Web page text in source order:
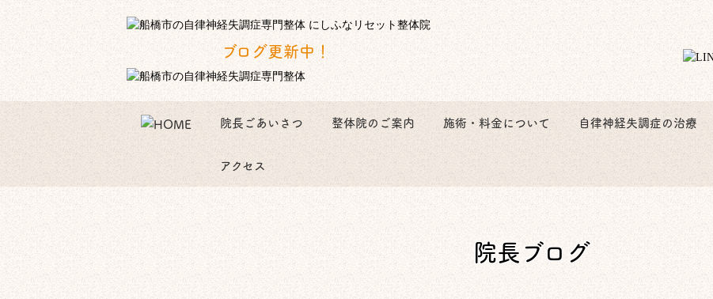
ブログ更新中！
院長ごあいさつ 整体院のご案内 施術・料金について 自律神経失調症の治療
アクセス
院長ブログ